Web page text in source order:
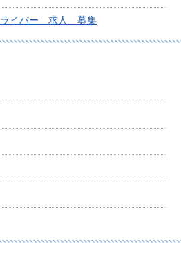
イバー 求人 募集